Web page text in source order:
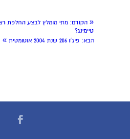
« הקודם: מתי מומלץ לבצע החלפת
טיימינג?
הבא: פיג'ו 206 שנת 2004 אוטומטית »